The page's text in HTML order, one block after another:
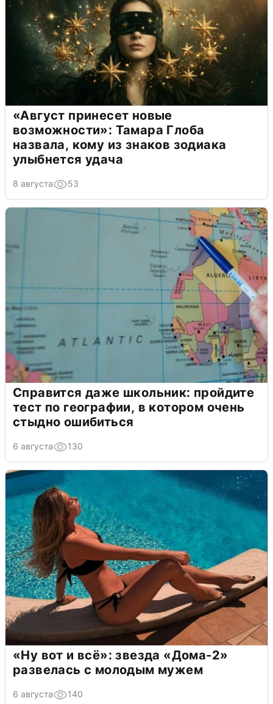
«Август принесет новые
возможности»: Тамара Глоба
назвала, кому из знаков зодиака
улыбнется удача
8 августа 53
Справится даже школьник: пройдите
тест по географии, в котором очень
стыдно ошибиться
6 августа 130
«Ну вот и всё»: звезда «Дома-2»
развелась с молодым мужем
6 августа 140